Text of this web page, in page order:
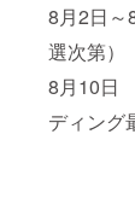
8月2日
選次第）
8月10日
ディング